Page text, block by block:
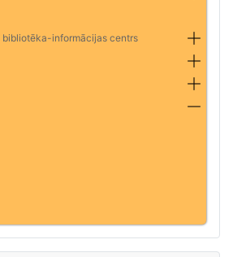
bibliotēka-informācijas centrs